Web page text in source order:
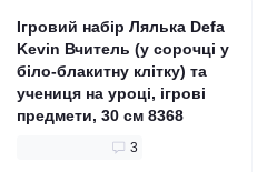
Ігровий набір Лялька Defa
Kevin Вчитель (у сорочці у
біло-блакитну клітку) та
учениця на уроці, ігрові
предмети, 30 см 8368
3